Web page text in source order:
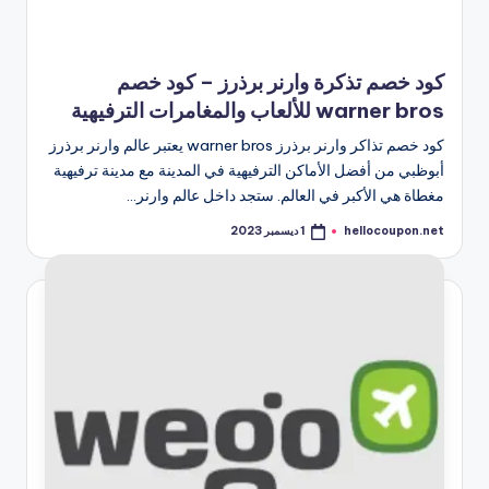
كود خصم تذكرة وارنر برذرز – كود خصم
warner bros للألعاب والمغامرات الترفيهية
كود خصم تذاكر وارنر برذرز warner bros يعتبر عالم وارنر برذرز
أبوظبي من أفضل الأماكن الترفيهية في المدينة مع مدينة ترفيهية
مغطاة هي الأكبر في العالم. ستجد داخل عالم وارنر…
تمّ
بواسطة
hellocoupon.net 1 ديسمبر 2023